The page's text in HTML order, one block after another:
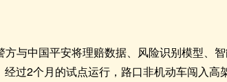
与中国平安将理赔数据、风险识别模型、
过2个月的试点运行，路口非机动车闯入